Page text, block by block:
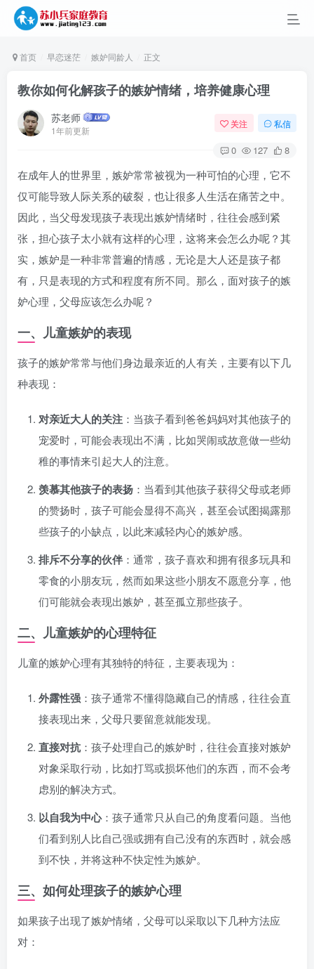
首页 早恋迷茫 嫉妒同龄人 正文
教你如何化解孩子的嫉妒情绪，培养健康心理
苏老师
1年前更新
关注 私信
0 127 8
在成年人的世界里，嫉妒常常被视为一种可怕的心理，它不
仅可能导致人际关系的破裂，也让很多人生活在痛苦之中。
因此，当父母发现孩子表现出嫉妒情绪时，往往会感到紧
张，担心孩子太小就有这样的心理，这将来会怎么办呢？其
实，嫉妒是一种非常普遍的情感，无论是大人还是孩子都
有，只是表现的方式和程度有所不同。那么，面对孩子的嫉
妒心理，父母应该怎么办呢？
一、儿童嫉妒的表现
孩子的嫉妒常常与他们身边最亲近的人有关，主要有以下几
种表现：
对亲近大人的关注 ：当孩子看到爸爸妈妈对其他孩子的
宠爱时，可能会表现出不满，比如哭闹或故意做一些幼
稚的事情来引起大人的注意。
羡慕其他孩子的表扬 ：当看到其他孩子获得父母或老师
的赞扬时，孩子可能会显得不高兴，甚至会试图揭露那
些孩子的小缺点，以此来减轻内心的嫉妒感。
排斥不分享的伙伴 ：通常，孩子喜欢和拥有很多玩具和
零食的小朋友玩，然而如果这些小朋友不愿意分享，他
们可能就会表现出嫉妒，甚至孤立那些孩子。
二、儿童嫉妒的心理特征
儿童的嫉妒心理有其独特的特征，主要表现为：
外露性强 ：孩子通常不懂得隐藏自己的情感，往往会直
接表现出来，父母只要留意就能发现。
直接对抗：孩子处理自己的嫉妒时，往往会直接对嫉妒
对象采取行动，比如打骂或损坏他们的东西，而不会考
虑别的解决方式。
以自我为中心：孩子通常只从自己的角度看问题。当他
们看到别人比自己强或拥有自己没有的东西时，就会感
到不快，并将这种不快定性为嫉妒。
三、如何处理孩子的嫉妒心理
如果孩子出现了嫉妒情绪，父母可以采取以下几种方法应
对：